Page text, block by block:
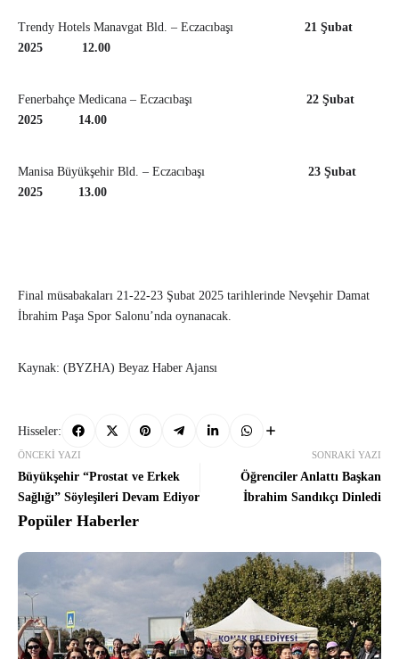
Trendy Hotels Manavgat Bld. – Eczacıbaşı 21 Şubat
2025 12.00
Fenerbahçe Medicana – Eczacıbaşı 22 Şubat
2025 14.00
Manisa Büyükşehir Bld. – Eczacıbaşı 23 Şubat
2025 13.00
Final müsabakaları 21-22-23 Şubat 2025 tarihlerinde Nevşehir Damat
İbrahim Paşa Spor Salonu’nda oynanacak.
Kaynak: (BYZHA) Beyaz Haber Ajansı
Hisseler:
ÖNCEKI YAZI
Büyükşehir “Prostat ve Erkek
Sağlığı” Söyleşileri Devam Ediyor
SONRAKI YAZI
Öğrenciler Anlattı Başkan
İbrahim Sandıkçı Dinledi
Popüler Haberler